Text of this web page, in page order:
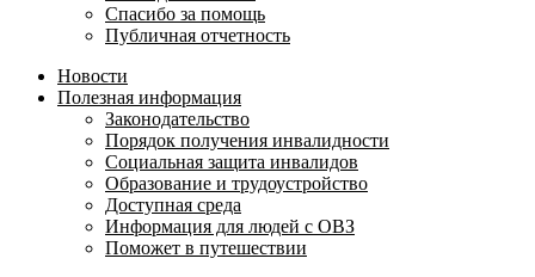
Спасибо за помощь
Публичная отчетность
Новости
Полезная информация
Законодательство
Порядок получения инвалидности
Социальная защита инвалидов
Образование и трудоустройство
Доступная среда
Информация для людей с ОВЗ
Поможет в путешествии